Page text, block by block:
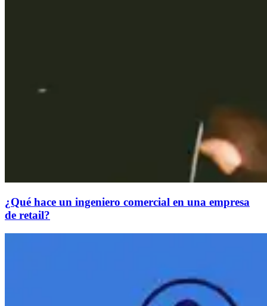
¿Qué hace un ingeniero comercial en una empresa
de retail?